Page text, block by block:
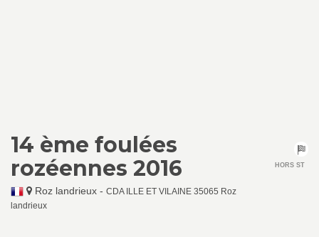
14 ème foulées
rozéennes 2016
Roz landrieux - CDA ILLE ET VILAINE 35065 Roz
landrieux
HORS ST